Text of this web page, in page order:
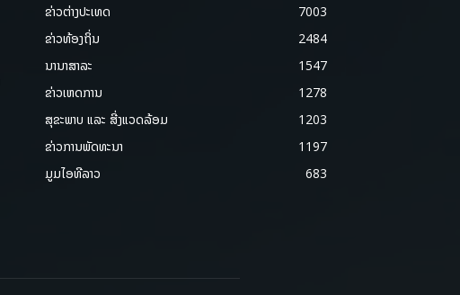
ຂ່າວຕ່າງປະເທດ
7003
ຂ່າວທ້ອງຖິ່ນ
2484
ນານາສາລະ
1547
ຂ່າວເຫດການ
1278
ສຸຂະພາບ ແລະ ສີ່ງແວດລ້ອມ
1203
ຂ່າວການພັດທະນາ
1197
ມູມໄອທີລາວ
683